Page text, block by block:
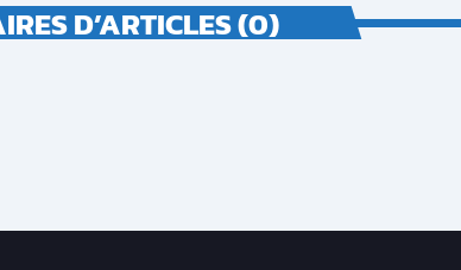
D’ARTICLES (0)